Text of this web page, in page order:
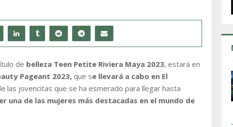
de belleza Teen Petite Riviera Maya 2023, estará en
Pageant 2023, que se llevará a cabo en El
las jovencitas que se ha esmerado para llegar hasta
una de las mujeres más destacadas en el mundo de